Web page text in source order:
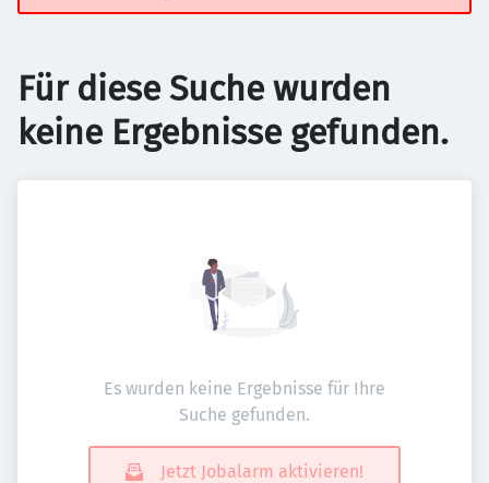
Für diese Suche wurden
keine Ergebnisse gefunden.
Es wurden keine Ergebnisse für Ihre
Suche gefunden.
Jetzt Jobalarm aktivieren!